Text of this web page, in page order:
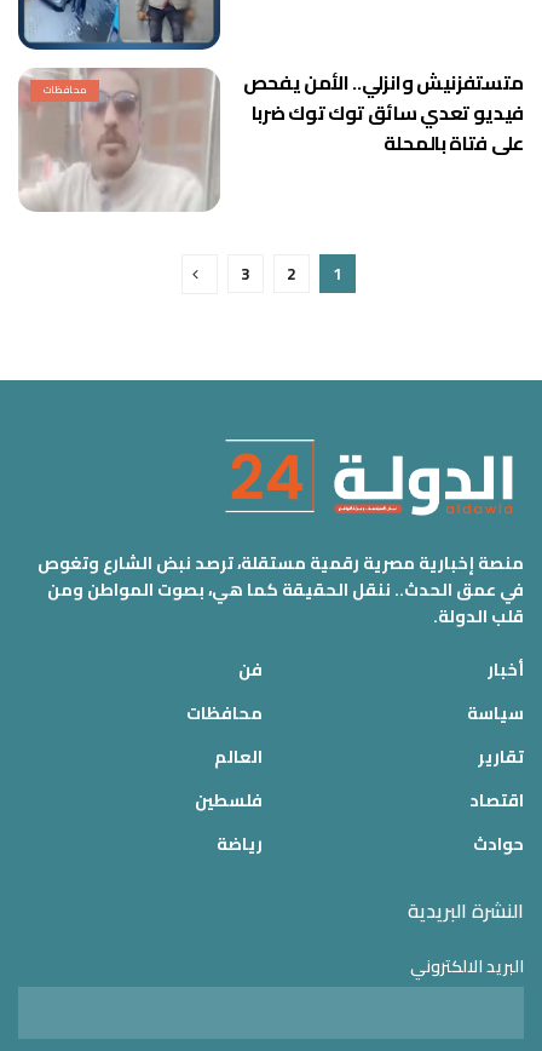
محافظات
متستفزنيش وانزلي.. الأمن يفحص
فيديو تعدي سائق توك توك ضربا
على فتاة بالمحلة
1
2
3
منصة إخبارية مصرية رقمية مستقلة، ترصد نبض الشارع وتغوص
في عمق الحدث.. ننقل الحقيقة كما هي، بصوت المواطن ومن
قلب الدولة.
أخبار
سياسة
تقارير
اقتصاد
حوادث
فن
محافظات
العالم
فلسطين
رياضة
النشرة البريدية
البريد الالكتروني